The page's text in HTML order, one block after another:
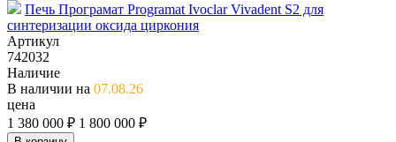
Печь Програмат Programat Ivoclar Vivadent S2 для
синтеризации оксида циркония
Артикул
742032
Наличие
В наличии на 07.08.26
цена
1 380 000 ₽ 1 800 000 ₽